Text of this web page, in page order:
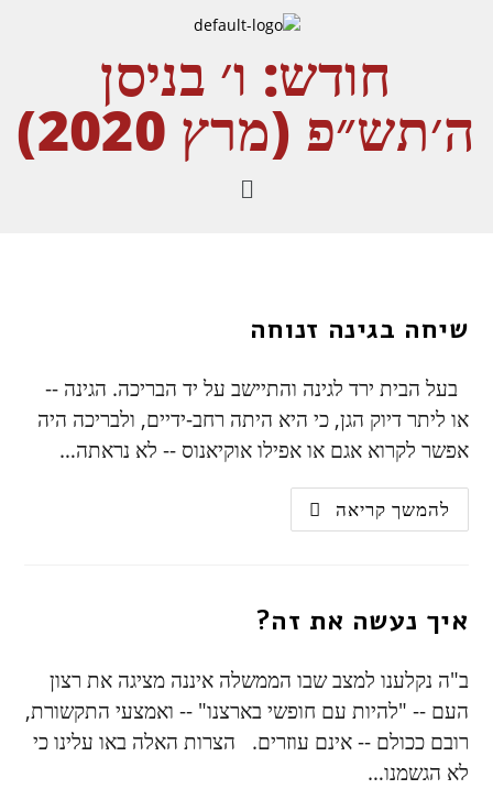
חודש: ו׳ בניסן
ה׳תש״פ (מרץ 2020)
שיחה בגינה זנוחה
בעל הבית ירד לגינה והתיישב על יד הבריכה. הגינה --
או ליתר דיוק הגן, כי היא היתה רחב-ידיים, ולבריכה היה
אפשר לקרוא אגם או אפילו אוקיאנוס -- לא נראתה…
להמשך קריאה
איך נעשה את זה?
ב"ה נקלענו למצב שבו הממשלה איננה מציגה את רצון
העם -- "להיות עם חופשי בארצנו" -- ואמצעי התקשורת,
רובם ככולם -- אינם עוזרים. הצרות האלה באו עלינו כי
לא הגשמנו…